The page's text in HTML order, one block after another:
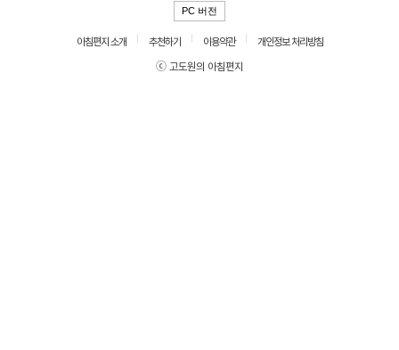
PC 버전
아침편지 소개 추천하기 이용약관
개인정보 처리방침
ⓒ 고도원의 아침편지